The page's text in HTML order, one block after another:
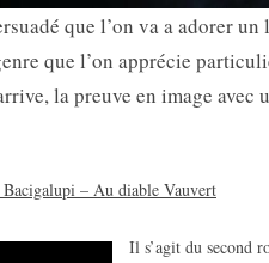
que l’on va a adorer
que l’on apprécie
la preuve en image
– Au diable Vauvert
Il s’agit du second